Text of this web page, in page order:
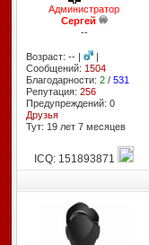
Администратор
Сергей
--
Возраст: -- |
|
Сообщений: 1504
Благодарности: 2/ 531
Репутация: 256
Предупреждений: 0
Друзья
Тут: 19 лет 7 месяцев
ICQ: 151893871